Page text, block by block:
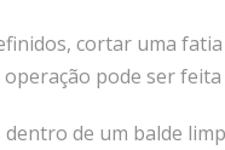
cortar uma
operação pode ser
dentro de um balde